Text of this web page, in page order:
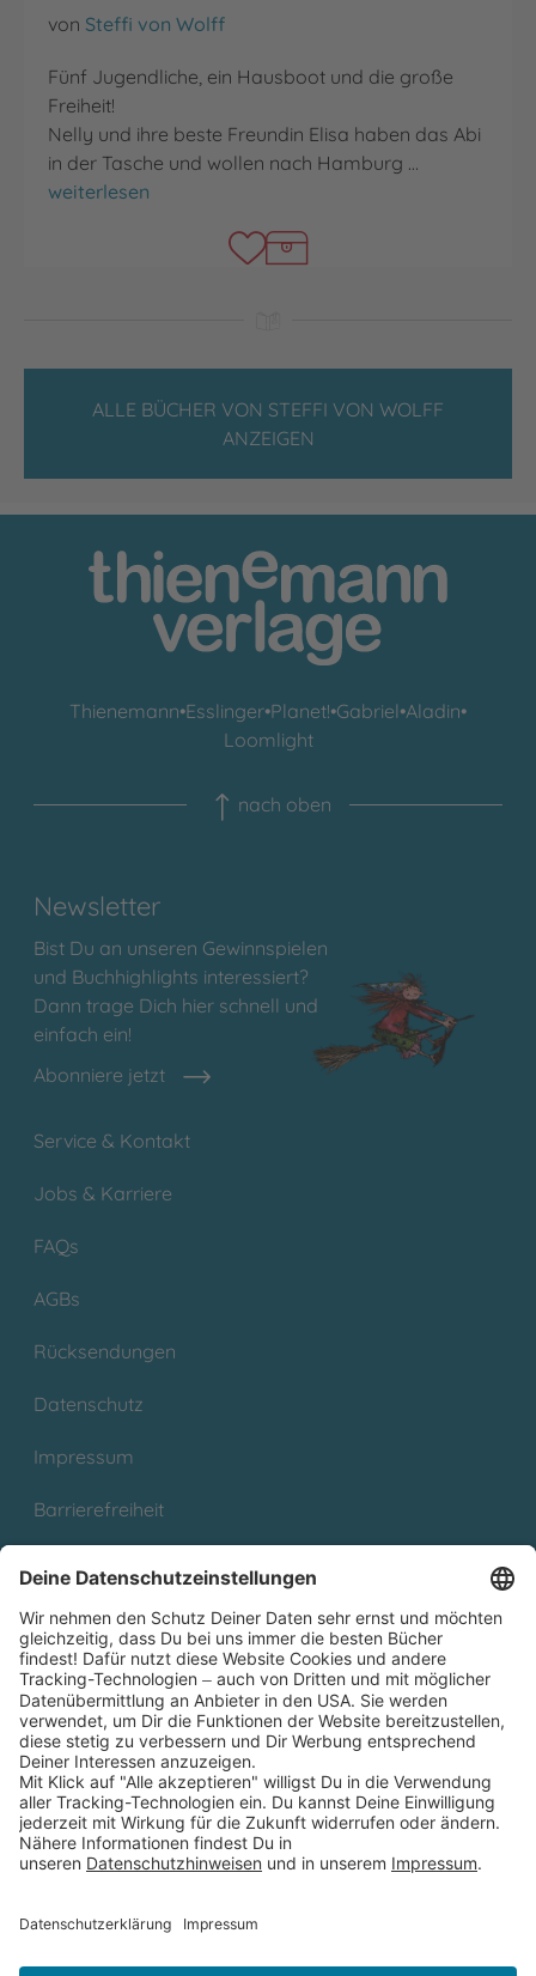
von Steffi von Wolff
Fünf Jugendliche, ein Hausboot und die große
Freiheit!
Nelly und ihre beste Freundin Elisa haben das Abi
in der Tasche und wollen nach Hamburg …
Her mit dem schönen Leben
weiterlesen
ALLE BÜCHER VON STEFFI VON WOLFF
ANZEIGEN
Thienemann•Esslinger•Planet!•Gabriel•Aladin•
Loomlight
nach oben
Newsletter
Bist Du an unseren Gewinnspielen
und Buchhighlights interessiert?
Dann trage Dich hier schnell und
einfach ein!
Abonniere jetzt
Service & Kontakt
Jobs & Karriere
FAQs
AGBs
Rücksendungen
Datenschutz
Impressum
Barrierefreiheit
Partnerprogramm (Affiliate)
Folge uns auf
* Versandkostenfrei ab 9,00 € Bestellwert innerhalb
Deutschlands
** Lieferzeit 1-3 Werktage innerhalb Deutschlands
Thienemann-Esslinger Verlag GmbH, Blumenstraße 36, D-70182